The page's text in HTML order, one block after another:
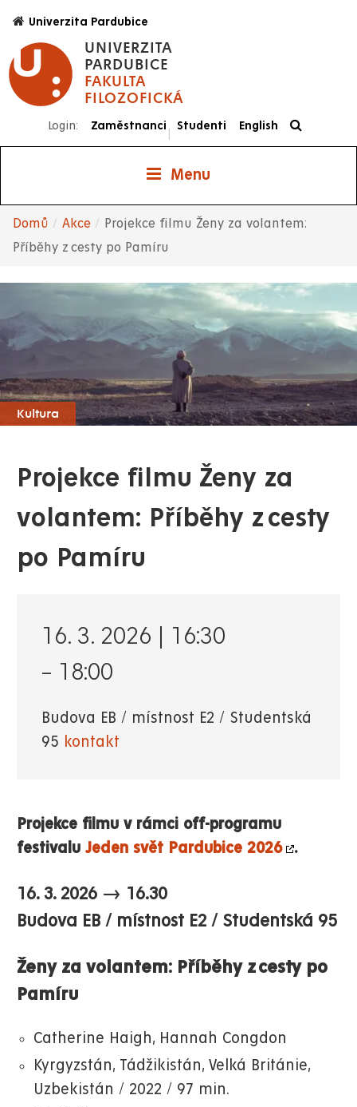
hlavnímu
obsahu
UNIVERZITA
PARDUBICE
FAKULTA
FILOZOFICKÁ
Univerzita Pardubice
Login: Zaměstnanci
|
Studenti English
Menu
Drobečková
navigace
Domů Akce
Projekce filmu Ženy za volantem:
Příběhy z cesty po Pamíru
Kultura
Projekce filmu Ženy za
volantem: Příběhy z cesty
po Pamíru
16. 3. 2026 | 16:30
– 18:00
Budova EB / místnost E2 / Studentská
95 kontakt
Projekce filmu v rámci off-programu
festivalu Jeden svět Pardubice 2026 .
16. 3. 2026 → 16.30
Budova EB / místnost E2 / Studentská 95
Ženy za volantem: Příběhy z cesty po
Pamíru
Catherine Haigh, Hannah Congdon
Kyrgyzstán, Tádžikistán, Velká Británie,
Uzbekistán / 2022 / 97 min.